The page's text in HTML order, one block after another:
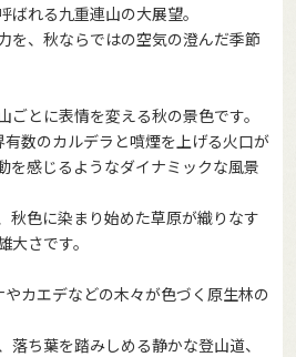
れる九重連山の大展望。
を、秋ならではの空気の澄んだ季節
ごとに表情を変える秋の景色です。
数のカルデラと噴煙を上げる火口が
を感じるようなダイナミックな風景
秋色に染まり始めた草原が織りなす
さです。
カエデなどの木々が色づく原生林の
落ち葉を踏みしめる静かな登山道、